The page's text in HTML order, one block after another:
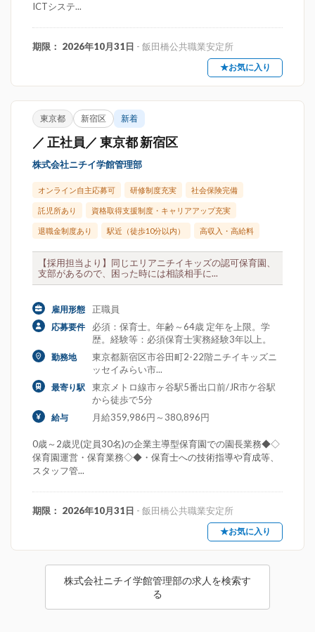
ICTシステ...
期限： 2026年10月31日 - 飯田橋公共職業安定所
★お気に入り
東京都 新宿区 新着
／ 正社員／ 東京都 新宿区
株式会社ニチイ学館管理部
オンライン自主応募可 研修制度充実 社会保険完備
託児所あり 資格取得支援制度・キャリアアップ充実
退職金制度あり 駅近（徒歩10分以内） 高収入・高給料
【採用担当より】同じエリアニチイキッズの認可保育園、
支部があるので、困った時には相談相手に...
雇用形態 正職員
応募要件
必須：保育士。年齢～64歳 定年を上限。学
歴。経験等：必須保育士実務経験3年以上。
勤務地
東京都新宿区市谷田町2-22階ニチイキッズニ
ッセイみらい市...
最寄り駅
東京メトロ線市ヶ谷駅5番出口前/JR市ケ谷駅
から徒歩で5分
給与 月給359,986円～380,896円
0歳～2歳児(定員30名)の企業主導型保育園での園長業務◆◇
保育園運営・保育業務◇◆・保育士への技術指導や育成等、
スタッフ管...
期限： 2026年10月31日 - 飯田橋公共職業安定所
★お気に入り
株式会社ニチイ学館管理部の求人を検索す
る